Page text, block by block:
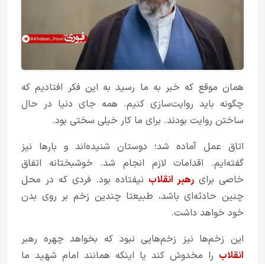
همان موقع که خبر به ما رسید به این فکر افتادیم که
چگونه باید روایت‌سازی کنیم. همه جای دنیا در حال
ساختن روایت بودند. برای ما کار خیلی سختی بود.
اتاق عمل آماده شد؛ دوستان شنیده‌اند و بارها نیز
گفته‌ایم. اقدامات لازم انجام شد. خوشبختانه اتفاق
خاصی برای رهبر انقلاب نیفتاده بود. فردی که در محل
چنین حادثه‌ای باشد، طبیعتا چندین زخم بر روی بدن
خود خواهد داشت.
این زخم‌ها نیز زخم‌هایی نبود که بخواهد چهره رهبر
انقلاب را مخدوش کند یا اینکه همانند امام شهید ما